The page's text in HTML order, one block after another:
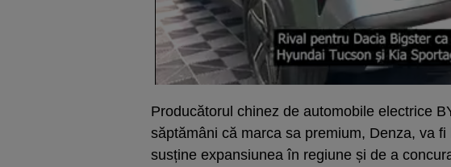
Producătorul chinez de automobile electrice
săptămâni că marca sa premium, Denza, va
susține expansiunea în regiune și de a